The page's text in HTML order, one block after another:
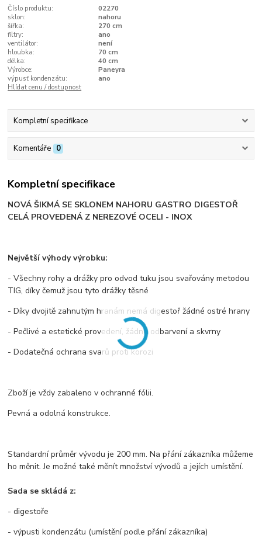
Číslo produktu:
02270
sklon:
nahoru
šířka:
270 cm
filtry:
ano
ventilátor:
není
hloubka:
70 cm
délka:
40 cm
Výrobce:
Paneyra
výpusť kondenzátu:
ano
Hlídat cenu / dostupnost
Kompletní specifikace
Komentáře 0
Kompletní specifikace
NOVÁ ŠIKMÁ SE SKLONEM NAHORU GASTRO DIGESTOŘ
CELÁ PROVEDENÁ Z NEREZOVÉ OCELI - INOX
Největší výhody výrobku:
- Všechny rohy a drážky pro odvod tuku jsou svařovány metodou
TIG, díky čemuž jsou tyto drážky těsné
- Díky dvojitě zahnutým hranám nemá digestoř žádné ostré hrany
- Pečlivé a estetické provedení, žádné odbarvení a skvrny
- Dodatečná ochrana svarů proti korozi
Zboží je vždy zabaleno v ochranné fólii.
Pevná a odolná konstrukce.
Standardní průměr vývodu je 200 mm. Na přání zákazníka můžeme
ho měnit. Je možné také měnít množství vývodů a jejích umístění.
Sada se skládá z:
- digestoře
- výpusti kondenzátu (umístění podle přání zákazníka)